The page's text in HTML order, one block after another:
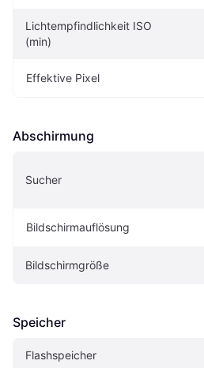
Lichtempfindlichkeit ISO
(min)
Effektive Pixel
Abschirmung
Sucher
Bildschirmauflösung
Bildschirmgröße
Speicher
Flashspeicher